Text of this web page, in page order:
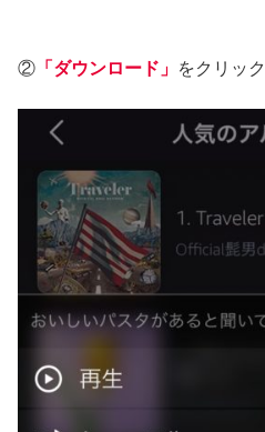
② 「ダウンロード」 をクリック